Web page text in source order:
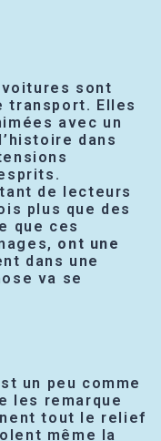
voitures sont
transport. Elles
avec un
dans
de lecteurs
plus que des
que ces
ont une
dans une
va se
un peu comme
les remarque
tout le relief
même la